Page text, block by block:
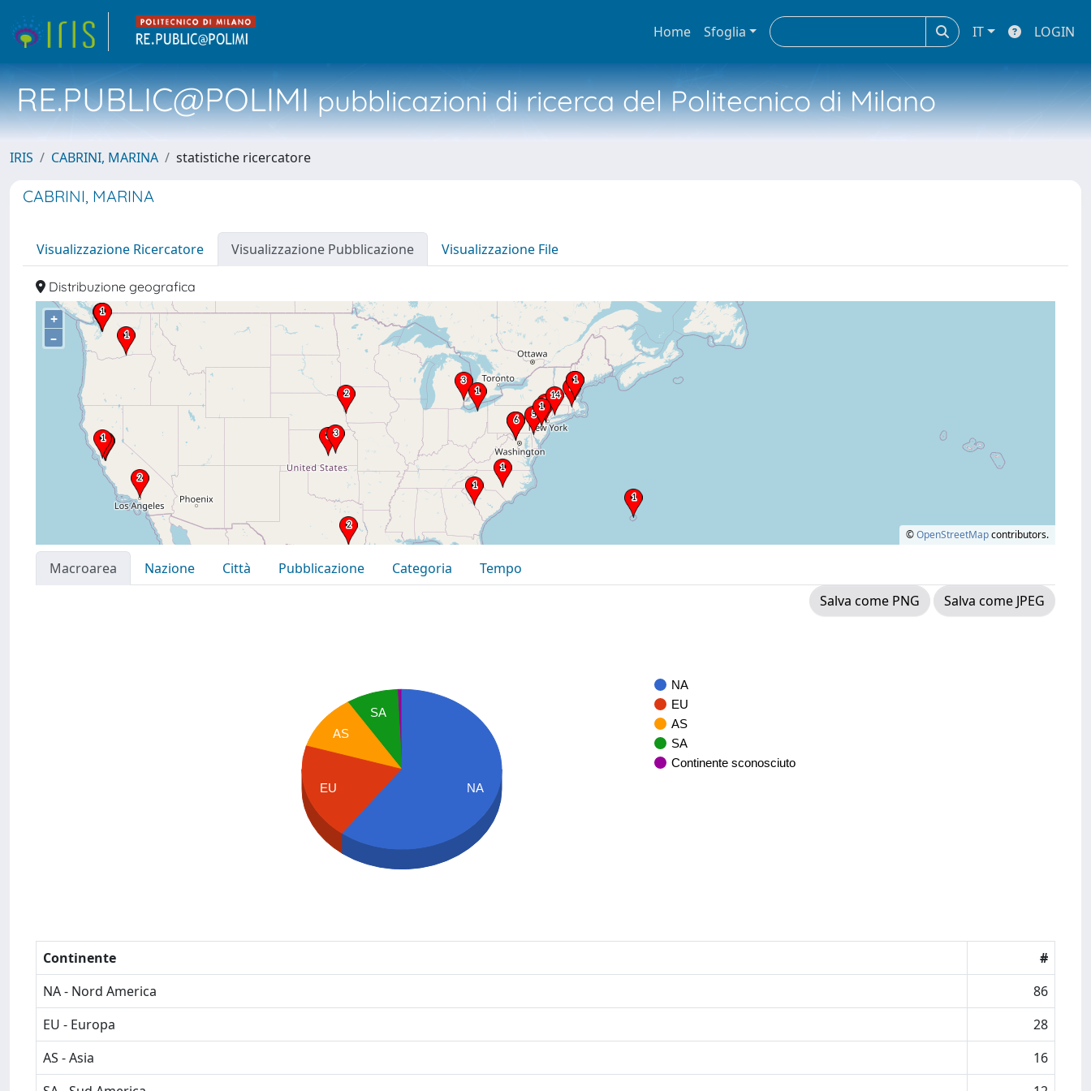
Home Sfoglia IT LOGIN
RE.PUBLIC@POLIMIpubblicazioni di ricerca del Politecnico di Milano
IRIS CABRINI, MARINA statistiche ricercatore
CABRINI, MARINA
Visualizzazione Ricercatore Visualizzazione Pubblicazione Visualizzazione File
Distribuzione geografica
+
–
©OpenStreetMapcontributors.
Macroarea Nazione Città Pubblicazione Categoria
Tempo
Salva come PNG
Salva come JPEG
NA
EU
AS
SA
Continente sconosciuto
SA
AS
EU NA
Continente
#
NA - Nord America
86
EU - Europa
28
AS - Asia
16